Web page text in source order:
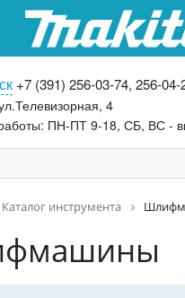
+7 (391) 256-03-74, 256-04-
4
ПН-ПТ 9-18, СБ, ВС -
Каталог инструмента